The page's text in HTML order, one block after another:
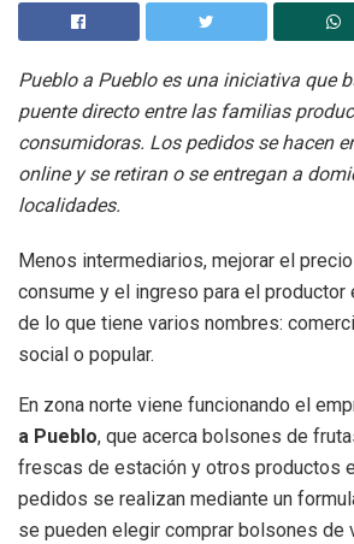
Pueblo a Pueblo es una iniciativa que
puente directo entre las familias
consumidoras. Los pedidos se hacen
online y se retiran o se entregan a
localidades.
Menos intermediarios, mejorar el
consume y el ingreso para el productor
de lo que tiene varios nombres:
social o popular.
En zona norte viene funcionando el
a Pueblo, que acerca bolsones de
frescas de estación y otros productos
pedidos se realizan mediante un
se pueden elegir comprar bolsones de